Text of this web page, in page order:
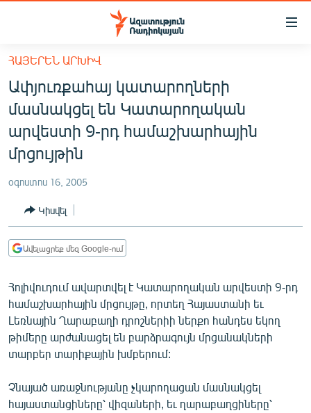
Մատչելիության
հիմնական
բովանդակությանը
Անցնել
հիմնական
մենյուին
Որոնում
ՀԱՅԱՍՏԱՆ
ՔԱՂԱՔԱԿԱՆ
ԸՆՏՐՈՒԹՅՈՒՆՆԵՐ 2026
ՏՆՏԵՍՈՒԹՅՈՒՆ
ՂԱՐԱԲԱՂ
ՏԱՐԱԾԱՇՐՋԱՆ
ՄԻՋԱԶԳԱՅԻՆ
ՄՇԱԿՈՒՅԹ
ՄԵԿՆԱԲԱՆՈՒԹՅՈՒՆ
ՀԱՅԵՐԵՆ ԱՐԽԻՎ
Ափյուռքահայ կատարողների
մասնակցել են Կատարողական
արվեստի 9-րդ համաշխարհային
մրցույթին
օգոստոս 16, 2005
Կիսվել
Ավելացրեք մեզ Google-ում
Հոլիվուդում ավարտվել է Կատարողական արվեստի 9-րդ
համաշխարհային մրցույթը, որտեղ Հայաստանի եւ
Լեռնային Ղարաբաղի դրոշներիի ներքո հանդես եկող
թիմերը արժանացել են բարձրագույն մրցանակների
տարբեր տարիքային խմբերում:
Չնայած առաջնությանը չկարողացան մասնակցել
հայաստանցիները՝ վիզաների, եւ ղարաբաղցիները՝